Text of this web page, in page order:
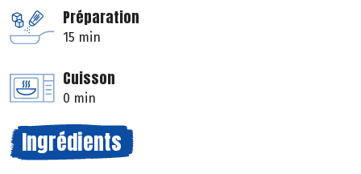
Préparation
15 min
Cuisson
0 min
Ingrédients